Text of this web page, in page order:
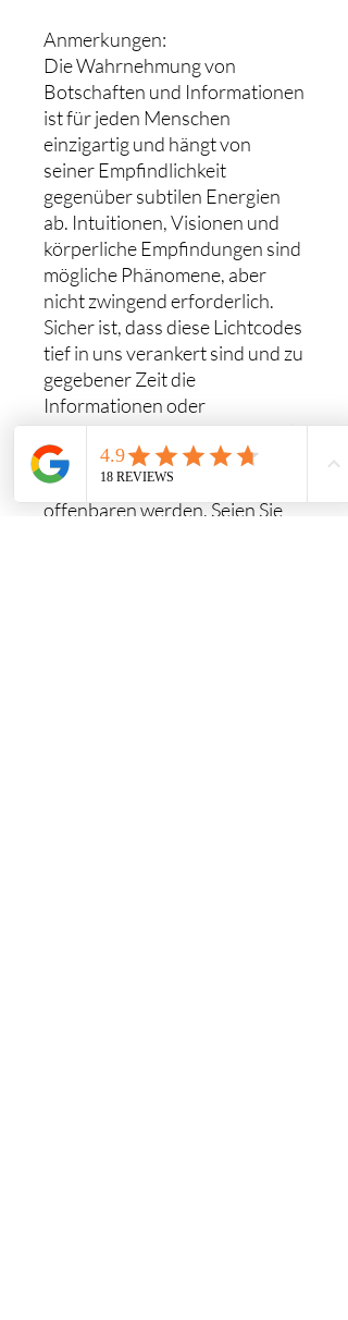
Anmerkungen:
Die Wahrnehmung von
Botschaften und Informationen
ist für jeden Menschen
einzigartig und hängt von
seiner Empfindlichkeit
gegenüber subtilen Energien
ab. Intuitionen, Visionen und
körperliche Empfindungen sind
mögliche Phänomene, aber
nicht zwingend erforderlich.
Sicher ist, dass diese Lichtcodes
tief in uns verankert sind und zu
gegebener Zeit die
Informationen oder
Botschaften durch den Spiegel
anderer oder durch subtile
persönliche Wahrnehmungen
offenbaren werden. Seien Sie